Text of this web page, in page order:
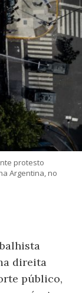
protesto
Argentina, no
direita
público,